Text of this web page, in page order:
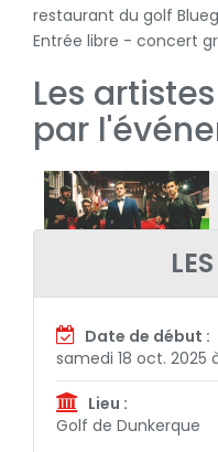
restaurant du golf
Entrée libre - concert
Les
par
Date de début :
samedi 18 oct. 2025
Lieu :
Golf de Dunkerque